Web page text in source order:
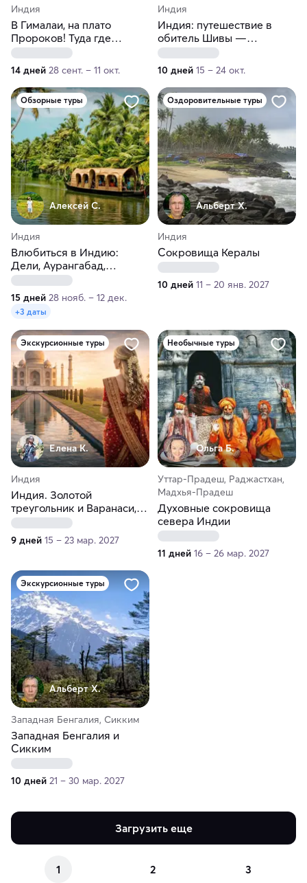
Индия
В Гималаи, на плато
Пророков! Туда где
ощущается связь с
космосом: к истокам
Ганги, к подножью горы
Меру и Шивлинг
14 дней 28 сент. – 11 окт.
Индия
Индия: путешествие в
обитель Шивы —
Кедарнатх
10 дней 15 – 24 окт.
Обзорные туры
Алексей С.
Индия
Влюбиться в Индию:
Дели, Аурангабад,
Бангалор, Кочи, Муннар,
Аллеппи, Варкала
15 дней 28 нояб. – 12 дек.
+3 даты
Оздоровительные туры
Альберт Х.
Индия
Сокровища Кералы
10 дней 11 – 20 янв. 2027
Экскурсионные туры
Елена К.
Индия
Индия. Золотой
треугольник и Варанаси,
праздник Холи
9 дней 15 – 23 мар. 2027
Необычные туры
Ольга Б.
Уттар-Прадеш, Раджастхан,
Мадхья-Прадеш
Духовные сокровища
севера Индии
11 дней 16 – 26 мар. 2027
Экскурсионные туры
Альберт Х.
Западная Бенгалия, Сикким
Западная Бенгалия и
Сикким
10 дней 21 – 30 мар. 2027
Загрузить еще
1 2 3